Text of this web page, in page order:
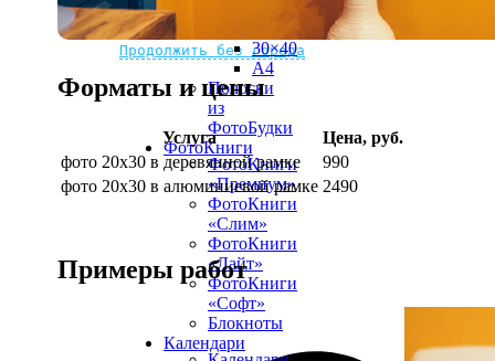
Не нашли Ваш город?
Мы доставляем по всему миру
Продолжить без города
30×40
A4
Полоски
из
ФотоБудки
ФотоКниги
ФотоКниги
«Премиум»
ФотоКниги
«Слим»
ФотоКниги
«Лайт»
ФотоКниги
«Софт»
Блокноты
Календари
Форматы и цены
Услуга
Цена, руб.
фото 20х30 в деревянной рамке
990
фото 20х30 в алюминиевой рамке 2490
Примеры работ